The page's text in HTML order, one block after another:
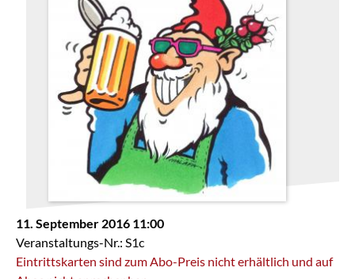
11. September 2016 11:00
Veranstaltungs-Nr.: S1c
Eintrittskarten sind zum Abo-Preis nicht erhältlich und auf